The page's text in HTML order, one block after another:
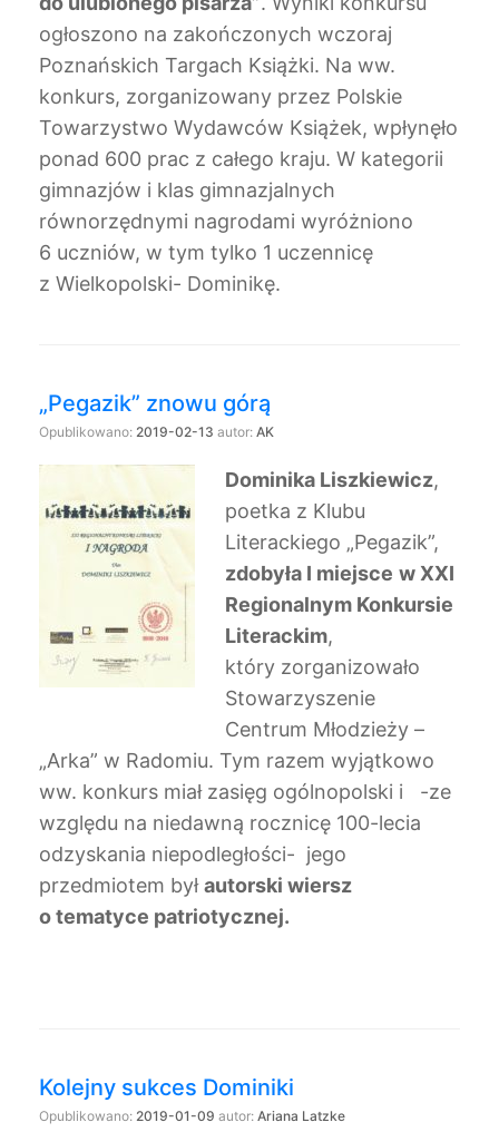
ogłoszono na zakończonych wczoraj
Poznańskich Targach Książki. Na ww.
konkurs, zorganizowany przez Polskie
Towarzystwo Wydawców Książek, wpłynęło
ponad 600 prac z całego kraju. W kategorii
gimnazjów i klas gimnazjalnych
równorzędnymi nagrodami wyróżniono
6 uczniów, w tym tylko 1 uczennicę
z Wielkopolski- Dominikę.
„Pegazik” znowu górą
Opublikowano: 2019-02-13 autor: AK
Dominika Liszkiewicz,
poetka z Klubu
Literackiego „Pegazik”,
zdobyła I miejsce w XXI
Regionalnym Konkursie
Literackim,
który zorganizowało
Stowarzyszenie
Centrum Młodzieży –
„Arka” w Radomiu. Tym razem wyjątkowo
ww. konkurs miał zasięg ogólnopolski i -ze
względu na niedawną rocznicę 100-lecia
odzyskania niepodległości- jego
przedmiotem byłautorski wiersz
o tematyce patriotycznej.
Kolejny sukces Dominiki
Opublikowano: 2019-01-09 autor: Ariana Latzke